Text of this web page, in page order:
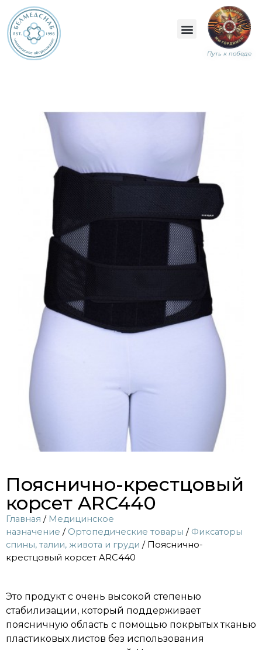
Путь к победе
Пояснично-крестцовый
корсет ARC440
Главная / Медицинское
назначение / Ортопедические товары / Фиксаторы
спины, талии, живота и груди / Пояснично-
крестцовый корсет ARC440
Это продукт с очень высокой степенью
стабилизации, который поддерживает
поясничную область с помощью покрытых тканью
пластиковых листов без использования